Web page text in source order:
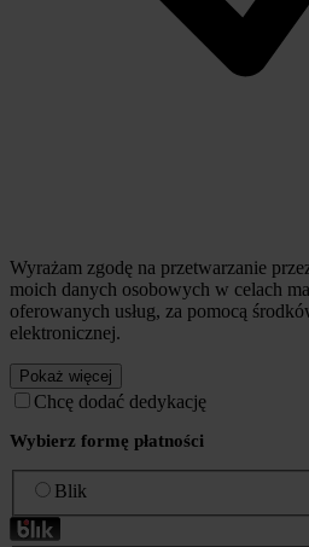
Wyrażam zgodę na przetwarzanie
moich danych osobowych w celach
oferowanych usług, za pomocą
elektronicznej.
Pokaż więcej
Chcę dodać dedykację
Wybierz formę płatności
Blik